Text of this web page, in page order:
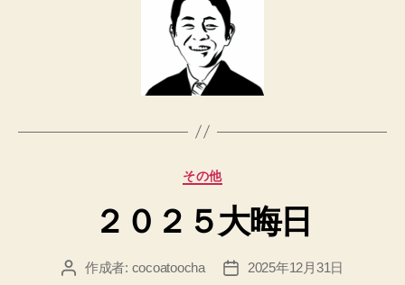
カ
ゴ
リ
その他
２０２５大晦日
投 作成者: cocoatoocha
投
2025年12月31日